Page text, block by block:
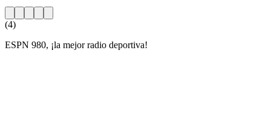
(4)
ESPN 980, ¡la mejor radio deportiva!